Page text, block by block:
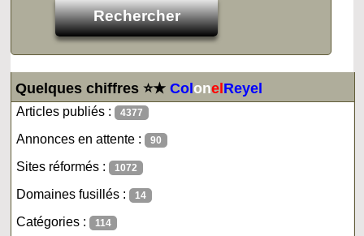
Quelques chiffres ⭐★ColonelReyel
Articles publiés : 4377
Annonces en attente : 90
Sites réformés : 1072
Domaines fusillés : 14
Catégories : 114